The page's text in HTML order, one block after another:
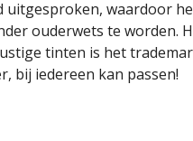
waardoor
ouderwets te worden.
tinten is het
bij iedereen kan passen!